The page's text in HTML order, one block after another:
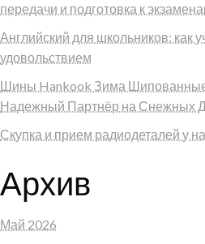
передачи и подготовка к
Английский для школьников: как
удовольствием
Шины Hankook Зима
Надежный Партнёр на Снежных
Скупка и прием радиодеталей у
Архив
Май 2026